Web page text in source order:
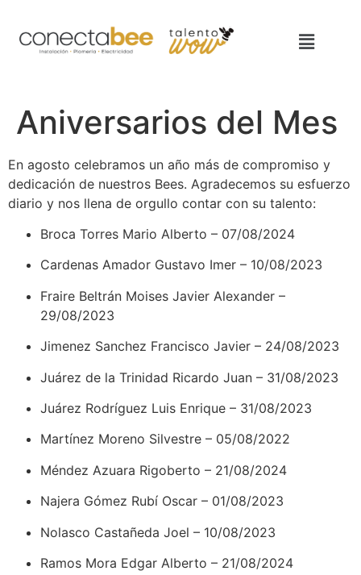
Aniversarios del Mes
En agosto celebramos un año más de compromiso y
dedicación de nuestros Bees. Agradecemos su esfuerzo
diario y nos llena de orgullo contar con su talento:
Broca Torres Mario Alberto – 07/08/2024
Cardenas Amador Gustavo Imer – 10/08/2023
Fraire Beltrán Moises Javier Alexander –
29/08/2023
Jimenez Sanchez Francisco Javier – 24/08/2023
Juárez de la Trinidad Ricardo Juan – 31/08/2023
Juárez Rodríguez Luis Enrique – 31/08/2023
Martínez Moreno Silvestre – 05/08/2022
Méndez Azuara Rigoberto – 21/08/2024
Najera Gómez Rubí Oscar – 01/08/2023
Nolasco Castañeda Joel – 10/08/2023
Ramos Mora Edgar Alberto – 21/08/2024